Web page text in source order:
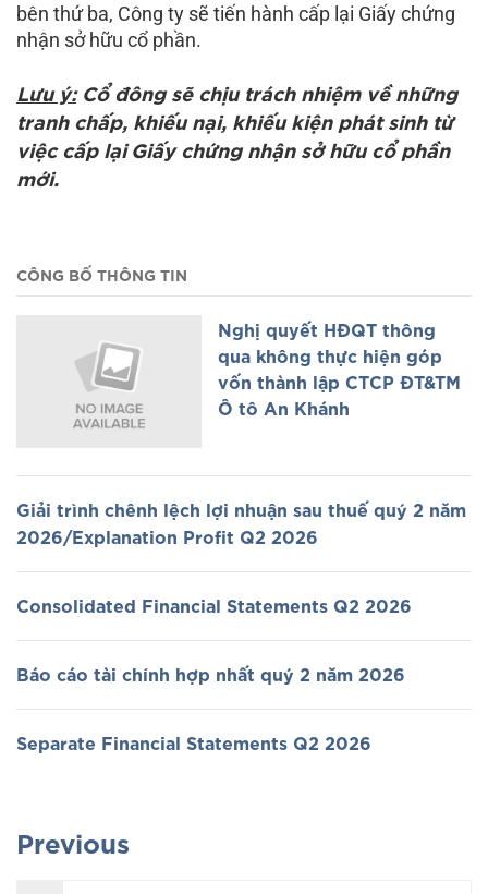
bên thứ ba, Công ty sẽ tiến hành cấp lại Giấy chứng
nhận sở hữu cổ phần.
Lưu ý:Cổ đông sẽ chịu trách nhiệm về những
tranh chấp, khiếu nại, khiếu kiện phát sinh từ
việc cấp lại Giấy chứng nhận sở hữu cổ phần
mới.
CÔNG BỐ THÔNG TIN
Nghị quyết HĐQT thông
qua không thực hiện góp
vốn thành lập CTCP ĐT&TM
Ô tô An Khánh
Giải trình chênh lệch lợi nhuận sau thuế quý 2 năm
2026/Explanation Profit Q2 2026
Consolidated Financial Statements Q2 2026
Báo cáo tài chính hợp nhất quý 2 năm 2026
Separate Financial Statements Q2 2026
Previous